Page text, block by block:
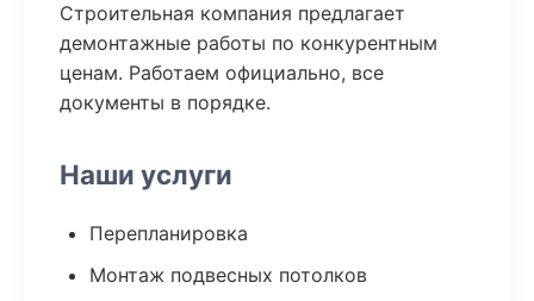
Строительная компания предлагает
демонтажные работы по конкурентным
ценам. Работаем официально, все
документы в порядке.
Наши услуги
Перепланировка
Монтаж подвесных потолков